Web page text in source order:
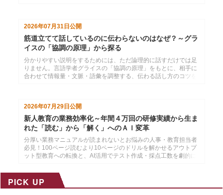
2026年07月31日 公開
筋道立てて話しているのに伝わらないのはなぜ？～グラ
イスの「協調の原理」から探る
分かりやすい説明をするためには、ただ論理的に話すだけでは足
りません。言語学者グライスの「協調の原理」をもとに、相手に
合わせて情報量・文脈・語彙を調整する、伝わる話し方のコツを
2026年07月29日公開
新人教育の業務効率化～年間４万回の研修実績から生ま
れた「読む」から「解く」へのＡＩ変革
分厚い業務マニュアルが読まれないとお悩みの人事・教育担当者
必見！100ページ読むより10ページのドリルを解かせるアウトプ
ット型教育への転換と、AI活用でテスト作成・採点工数を劇的に
PICK UP